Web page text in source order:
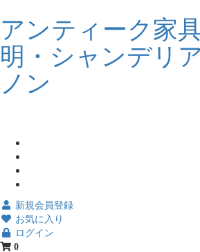
アンティーク家
明・シャンデリ
ノン
新規会員登録
お気に入り
ログイン
0